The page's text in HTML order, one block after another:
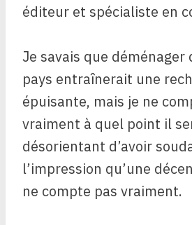
éditeur et spécialiste en
Je savais que déménager
pays entraînerait une
épuisante, mais je ne
vraiment à quel point il
désorientant d’avoir
l’impression qu’une
ne compte pas vraiment.